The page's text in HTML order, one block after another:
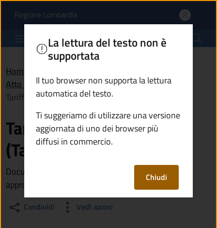
Tariffe della tassa
Regione Lombardia(apre in un'altra scheda).
Comune di Monte Isola
Home
Atto normativo /
Tariffe della tassa rifiuti (Tari) in vigore
Tariffe della tassa rifiuti
(Tari) in vigore
Documento contenente le tariffe Tari in vigore
approvate dal Consiglio comunale
Condividi Vedi azioni
La lettura del testo non è
supportata
Il tuo browser non supporta la lettura
automatica del testo.
Ti suggeriamo di utilizzare una versione
aggiornata di uno dei browser più
diffusi in commercio.
Chiudi